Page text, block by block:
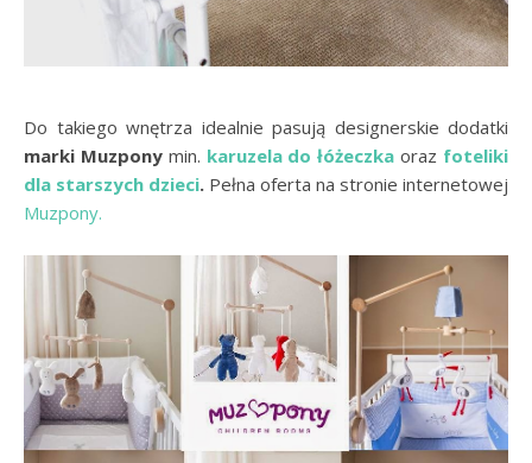
Do takiego wnętrza idealnie pasują designerskie dodatki
marki Muzpony min. karuzela do łóżeczka oraz foteliki
dla starszych dzieci. Pełna oferta na stronie internetowej
Muzpony.